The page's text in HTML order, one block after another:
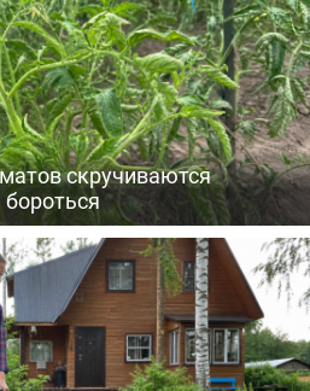
скручиваются